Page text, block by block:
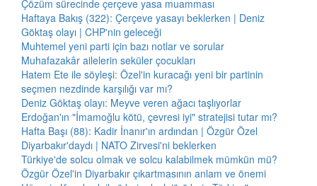
Çözüm sürecinde çerçeve yasa muamması
Haftaya Bakış (322): Çerçeve yasayı beklerken | Deniz
Göktaş olayı | CHP'nin geleceği
Muhtemel yeni parti için bazı notlar ve sorular
Muhafazakâr ailelerin seküler çocukları
Hatem Ete ile söyleşi: Özel'in kuracağı yeni bir partinin
seçmen nezdinde karşılığı var mı?
Deniz Göktaş olayı: Meyve veren ağacı taşlıyorlar
Erdoğan'ın "İmamoğlu kötü, çevresi iyi" stratejisi tutar mı?
Hafta Başı (88): Kadir İnanır'ın ardından | Özgür Özel
Diyarbakır'daydı | NATO Zirvesi'ni beklerken
Türkiye'de solcu olmak ve solcu kalabilmek mümkün mü?
Özgür Özel'in Diyarbakır çıkartmasının anlam ve önemi